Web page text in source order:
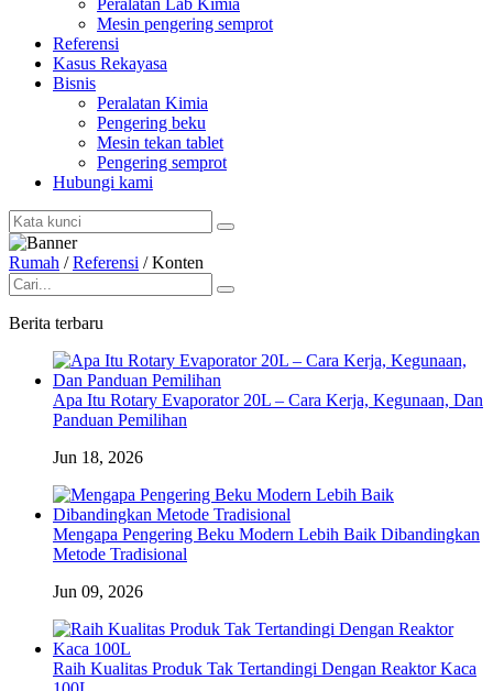
Peralatan Lab Kimia
Mesin pengering semprot
Referensi
Kasus Rekayasa
Bisnis
Peralatan Kimia
Pengering beku
Mesin tekan tablet
Pengering semprot
Hubungi kami
Rumah /Referensi /Konten
Berita terbaru
Apa Itu Rotary Evaporator 20L – Cara Kerja, Kegunaan, Dan
Panduan Pemilihan
Jun 18, 2026
Mengapa Pengering Beku Modern Lebih Baik Dibandingkan
Metode Tradisional
Jun 09, 2026
Raih Kualitas Produk Tak Tertandingi Dengan Reaktor Kaca